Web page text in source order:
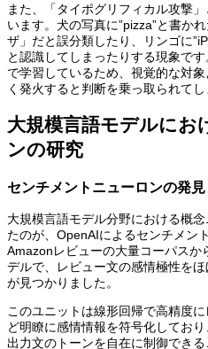
また、「タイポグリフィカル攻撃
います。犬の写真に”pizza”と書か
ザ」だと誤分類したり、リンゴに
と認識してしまったりする現象で
で学習しているため、視覚的な対
く発火すると判断を乗っ取られてし
大規模言語モデルにお
ンの研究
センチメントニューロンの発見
大規模言語モデル分野における概
たのが、OpenAIによるセンチメン
Amazonレビューの大量コーパスか
デルで、レビュー文の感情極性を
が見つかりました。
このユニットは線形回帰で高精度
ど明瞭に感情情報を符号化してお
出力文のトーンを自在に制御できる